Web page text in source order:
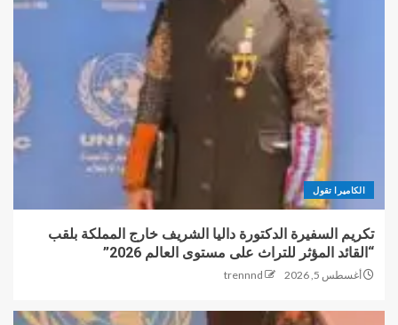
الكاميرا تقول
تكريم السفيرة الدكتورة داليا الشريف خارج المملكة بلقب
“القائد المؤثر للتراث على مستوى العالم 2026”
أغسطس 5, 2026 trennnd